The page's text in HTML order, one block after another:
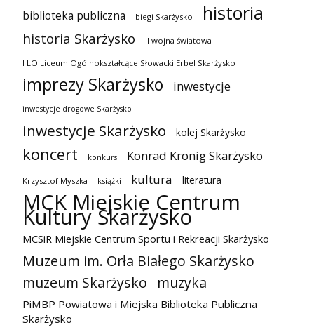
biblioteka publiczna
biegi Skarżysko historia
historia Skarżysko II wojna światowa
I LO Liceum Ogólnokształcące Słowacki Erbel Skarżysko
imprezy Skarżysko inwestycje
inwestycje drogowe Skarżysko
inwestycje Skarżysko kolej Skarżysko
koncert konkurs Konrad Krönig Skarżysko
Krzysztof Myszka książki kultura literatura
MCK Miejskie Centrum
Kultury Skarżysko
MCSiR Miejskie Centrum Sportu i Rekreacji Skarżysko
Muzeum im. Orła Białego Skarżysko
muzeum Skarżysko
muzyka
PiMBP Powiatowa i Miejska Biblioteka Publiczna
Skarżysko